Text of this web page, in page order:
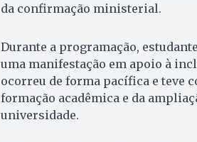
da confirmação ministerial.
Durante a programação,
uma manifestação em apoio à
ocorreu de forma pacífica e teve
formação acadêmica e da
universidade.